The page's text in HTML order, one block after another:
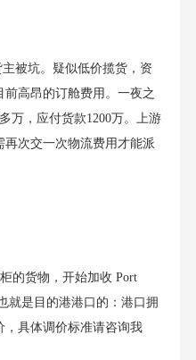
被坑。疑似低价揽货，资
高昂的订舱费用。一夜之
万，应付货款1200万。上游
次交一次物流费用才能派
的货物，开始加收 Port
就是目的港港口的：港口拥
，具体调价标准请咨询我